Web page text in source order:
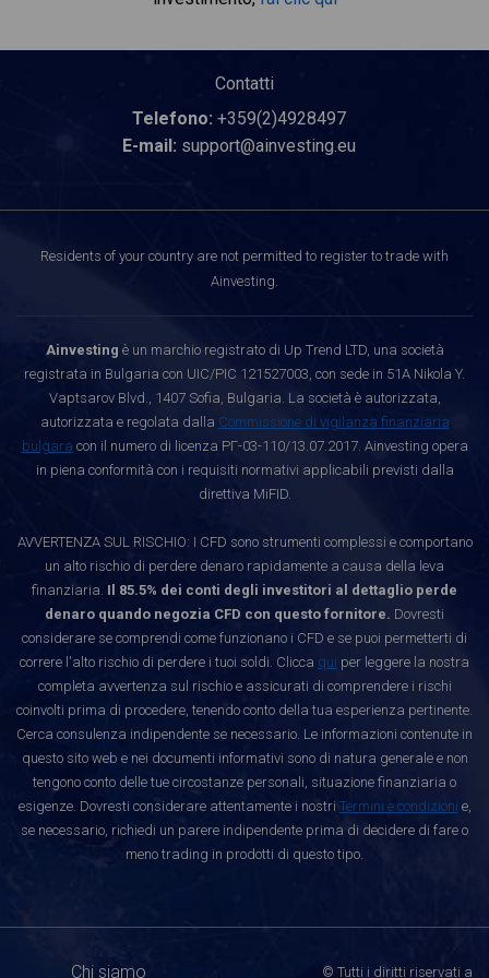
Contatti
Telefono: +359(2)4928497
E-mail: support@ainvesting.eu
Residents of your country are not permitted to register to trade with
Ainvesting.
Ainvesting è un marchio registrato di Up Trend LTD, una società
registrata in Bulgaria con UIC/PIC 121527003, con sede in 51A Nikola Y.
Vaptsarov Blvd., 1407 Sofia, Bulgaria. La società è autorizzata,
autorizzata e regolata dalla Commissione di vigilanza finanziaria
bulgara con il numero di licenza РГ-03-110/13.07.2017. Ainvesting opera
in piena conformità con i requisiti normativi applicabili previsti dalla
direttiva MiFID.
AVVERTENZA SUL RISCHIO: I CFD sono strumenti complessi e comportano
un alto rischio di perdere denaro rapidamente a causa della leva
finanziaria. Il 85.5% dei conti degli investitori al dettaglio perde
denaro quando negozia CFD con questo fornitore. Dovresti
considerare se comprendi come funzionano i CFD e se puoi permetterti di
correre l'alto rischio di perdere i tuoi soldi. Clicca qui per leggere la nostra
completa avvertenza sul rischio e assicurati di comprendere i rischi
coinvolti prima di procedere, tenendo conto della tua esperienza pertinente.
Cerca consulenza indipendente se necessario. Le informazioni contenute in
questo sito web e nei documenti informativi sono di natura generale e non
tengono conto delle tue circostanze personali, situazione finanziaria o
esigenze. Dovresti considerare attentamente i nostri Termini e condizioni e,
se necessario, richiedi un parere indipendente prima di decidere di fare o
meno trading in prodotti di questo tipo.
Chi siamo © Tutti i diritti riservati a